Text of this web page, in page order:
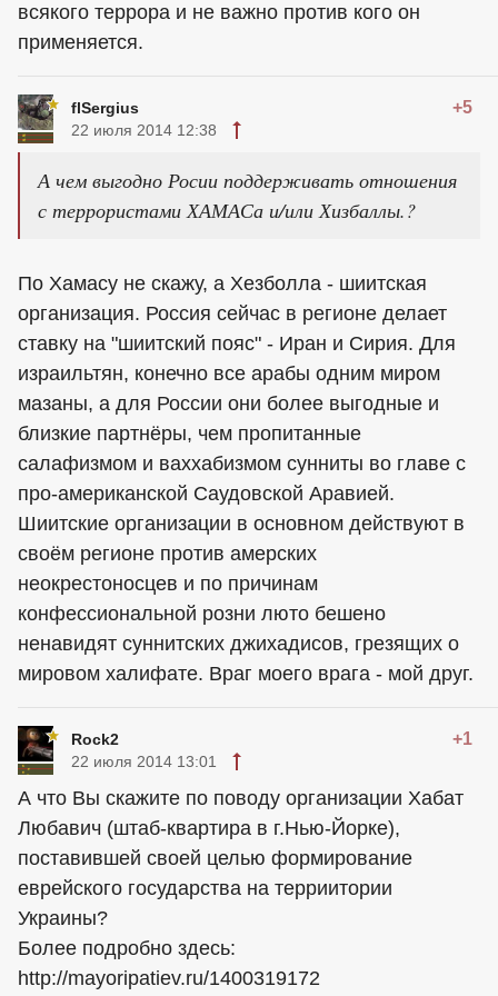
всякого террора и не важно против кого он
применяется.
flSergius +5
22 июля 2014 12:38
А чем выгодно Росии поддерживать отношения
с террористами ХАМАСа и/или Хизбаллы.?
По Хамасу не скажу, а Хезболла - шиитская
организация. Россия сейчас в регионе делает
ставку на "шиитский пояс" - Иран и Сирия. Для
израильтян, конечно все арабы одним миром
мазаны, а для России они более выгодные и
близкие партнёры, чем пропитанные
салафизмом и ваххабизмом сунниты во главе с
про-американской Саудовской Аравией.
Шиитские организации в основном действуют в
своём регионе против амерских
неокрестоносцев и по причинам
конфессиональной розни люто бешено
ненавидят суннитских джихадисов, грезящих о
мировом халифате. Враг моего врага - мой друг.
Rock2 +1
22 июля 2014 13:01
А что Вы скажите по поводу организации Хабат
Любавич (штаб-квартира в г.Нью-Йорке),
поставившей своей целью формирование
еврейского государства на терриитории
Украины?
Более подробно здесь:
http://mayoripatiev.ru/1400319172